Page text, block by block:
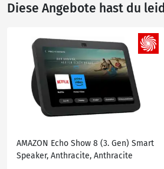
Diese Angebote hast du
AMAZON Echo Show 8 (3. Gen) Smart
Speaker, Anthracite, Anthracite